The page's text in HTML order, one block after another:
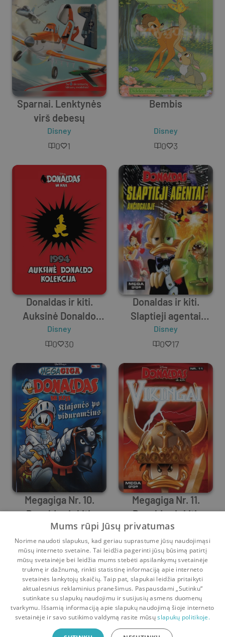
Sparnai. Lenktynės
virš debesų
Disney
0 1
Bembis
Disney
0 3
Donaldas ir kiti.
Auksinė Donaldo
kolekcija 1994
Disney
0 30
Donaldas ir kiti.
Slaptieji agentai
Ančiogaloje
Disney
0 17
Megagiga Nr. 10.
Donaldas ir kiti.
Klajonės po
viduramžius
Disney
0 23
Megagiga Nr. 11.
Donaldas ir kiti.
Vikingai
Disney
0 14
1 2 3 4
Pradinis Krepšelis Pokalbiai Pranešimai Paskyra
Bookswap programėlė
Mums rūpi Jūsų privatumas
Norime naudoti slapukus, kad geriau suprastume jūsų naudojimąsi
mūsų interneto svetaine. Tai leidžia pagerinti jūsų būsimą patirtį
mūsų svetainėje bei leidžia mums stebėti apsilankymų svetainėje
trukmę ir dažnumą, rinkti statistinę informaciją apie interneto
svetainės lankytojų skaičių. Taip pat, slapukai leidžia pritaikyti
aktualesnius reklaminius pranešimus. Paspausdami „Sutinku“
sutinkate su slapukų naudojimu ir susijusių asmens duomenų
tvarkymu. Išsamią informaciją apie slapukų naudojimą šioje interneto
svetainėje ir savo sutikimo valdymą rasite mūsųslapukų politikoje.